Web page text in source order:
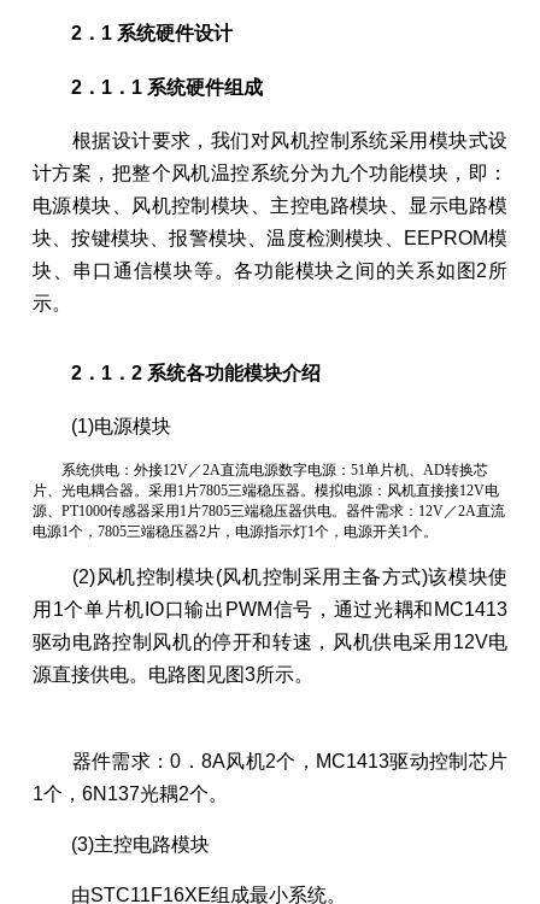
2．1 系统硬件设计
2．1．1 系统硬件组成
根据设计要求，我们对风机控制系统采用模块式设
计方案，把整个风机温控系统分为九个功能模块，即：
电源模块、风机控制模块、主控电路模块、显示电路模
块、按键模块、报警模块、温度检测模块、EEPROM模
块、串口通信模块等。各功能模块之间的关系如图2所
示。
2．1．2 系统各功能模块介绍
(1)电源模块
系统供电：外接12V／2A直流电源数字电源：51单片机、AD转换芯
片、光电耦合器。采用1片7805三端稳压器。模拟电源：风机直接接12V电
源、PT1000传感器采用1片7805三端稳压器供电。器件需求：12V／2A直流
电源1个，7805三端稳压器2片，电源指示灯1个，电源开关1个。
(2)风机控制模块(风机控制采用主备方式)该模块使
用1个单片机IO口输出PWM信号，通过光耦和MC1413
驱动电路控制风机的停开和转速，风机供电采用12V电
源直接供电。电路图见图3所示。
器件需求：0．8A风机2个，MC1413驱动控制芯片
1个，6N137光耦2个。
(3)主控电路模块
由STC11F16XE组成最小系统。